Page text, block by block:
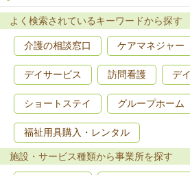
よく検索されているキーワードから探す
介護の相談窓口 ケアマネジャー
デイサービス 訪問看護 デ
ショートステイ グループホーム
福祉用具購入・レンタル
施設・サービス種類から事業所を探す